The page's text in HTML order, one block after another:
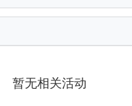
暂无相关活动